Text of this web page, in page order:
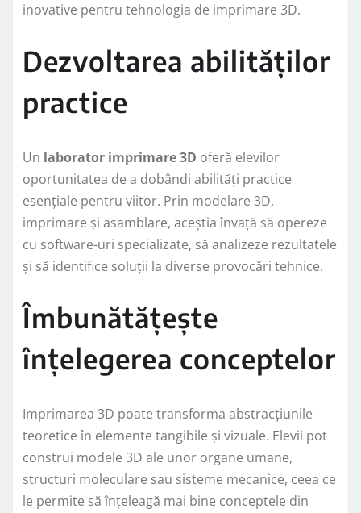
inovative pentru tehnologia de imprimare 3D.
Dezvoltarea abilităților
practice
Un laborator imprimare 3D oferă elevilor
oportunitatea de a dobândi abilități practice
esențiale pentru viitor. Prin modelare 3D,
imprimare și asamblare, aceștia învață să opereze
cu software-uri specializate, să analizeze rezultatele
și să identifice soluții la diverse provocări tehnice.
Îmbunătățește
înțelegerea conceptelor
Imprimarea 3D poate transforma abstracțiunile
teoretice în elemente tangibile și vizuale. Elevii pot
construi modele 3D ale unor organe umane,
structuri moleculare sau sisteme mecanice, ceea ce
le permite să înțeleagă mai bine conceptele din